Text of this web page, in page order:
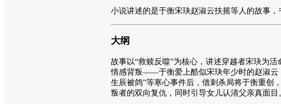
小说讲述的是于衡宋玦赵淑云扶摇等人的故事，
大纲
故事以“救赎反噬”为核心，讲述穿越者宋玦为
情感背叛——于衡爱上酷似宋玦年少时的赵淑云
生辰被鸽”等寒心事件后，借刺杀局将于衡重创
叛者的双向复仇，同时引导女儿认清父亲真面目